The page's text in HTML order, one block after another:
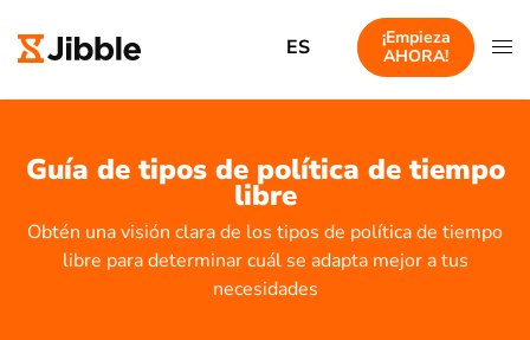
ES
¡Empieza
AHORA!
Guía de tipos de política de tiempo
libre
Obtén una visión clara de los tipos de política de tiempo
libre para determinar cuál se adapta mejor a tus
necesidades